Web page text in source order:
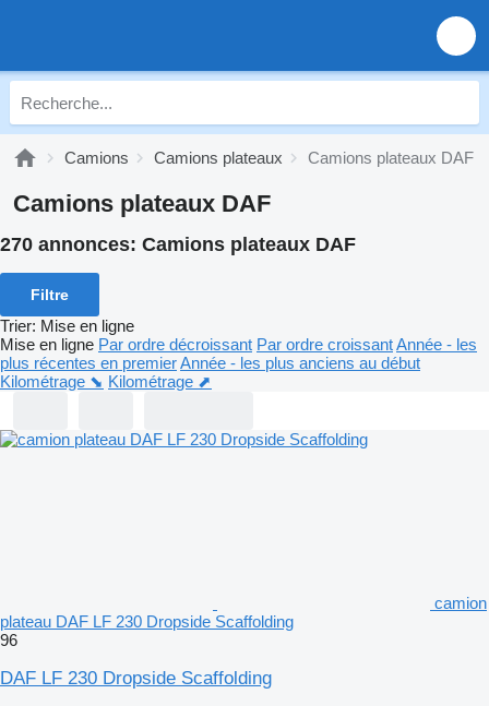
Camions Camions plateaux Camions plateaux DAF
Camions plateaux DAF
270 annonces: Camions plateaux DAF
Filtre
Trier: Mise en ligne
Mise en ligne Par ordre décroissant Par ordre croissantAnnée - les
plus récentes en premierAnnée - les plus anciens au début
Kilométrage ⬊ Kilométrage ⬈
camion
plateau DAF LF 230 Dropside Scaffolding
96
DAF LF 230 Dropside Scaffolding